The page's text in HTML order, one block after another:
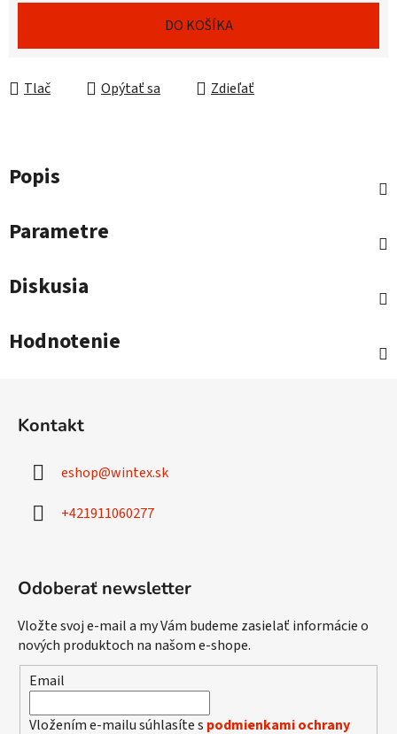
DO KOŠÍKA
Tlač Opýtať sa Zdieľať
Popis
Parametre
Diskusia
Hodnotenie
Kontakt
eshop@wintex.sk
+421911060277
Odoberať newsletter
Vložte svoj e-mail a my Vám budeme zasielať informácie o
nových produktoch na našom e-shope.
Email
Vložením e-mailu súhlasíte s podmienkami ochrany